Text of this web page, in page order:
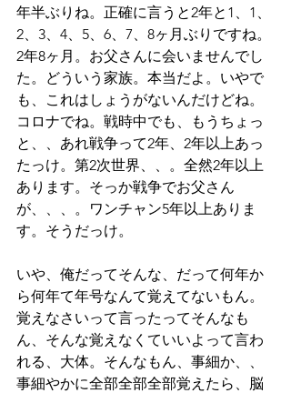
年半ぶりね。正確に言うと2年と1、1、
2、3、4、5、6、7、8ヶ月ぶりですね。
2年8ヶ月。お父さんに会いませんでし
た。どういう家族。本当だよ。いやで
も、これはしょうがないんだけどね。
コロナでね。戦時中でも、もうちょっ
と、、あれ戦争って2年、2年以上あっ
たっけ。第2次世界、、。全然2年以上
あります。そっか戦争でお父さん
が、、、。ワンチャン5年以上ありま
す。そうだっけ。
いや、俺だってそんな、だって何年か
ら何年て年号なんて覚えてないもん。
覚えなさいって言ったってそんなも
ん、そんな覚えなくていいよって言わ
れる、大体。そんなもん、事細か、、
事細やかに全部全部全部覚えたら、脳